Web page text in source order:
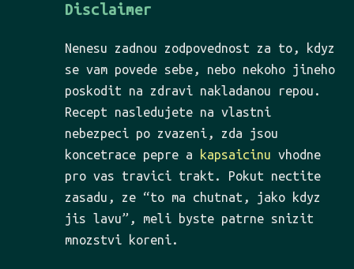
Disclaimer
Nenesu zadnou zodpovednost za to, kdyz
se vam povede sebe, nebo nekoho jineho
poskodit na zdravi nakladanou repou.
Recept nasledujete na vlastni
nebezpeci po zvazeni, zda jsou
koncetrace pepre a kapsaicinu vhodne
pro vas travici trakt. Pokut nectite
zasadu, ze “to ma chutnat, jako kdyz
jis lavu”, meli byste patrne snizit
mnozstvi koreni.